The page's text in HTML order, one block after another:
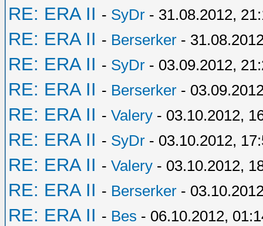
RE: ERA II - SyDr - 31.08.2012,
RE: ERA II - Berserker -
RE: ERA II - SyDr - 03.09.2012,
RE: ERA II - Berserker -
RE: ERA II - Valery - 03.10.2012,
RE: ERA II - SyDr - 03.10.2012,
RE: ERA II - Valery - 03.10.2012,
RE: ERA II - Berserker -
RE: ERA II - Bes - 06.10.2012,